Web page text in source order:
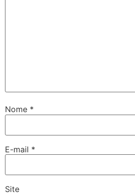
Nome *
E-mail *
Site